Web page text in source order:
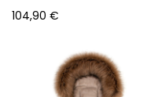
104,90 €